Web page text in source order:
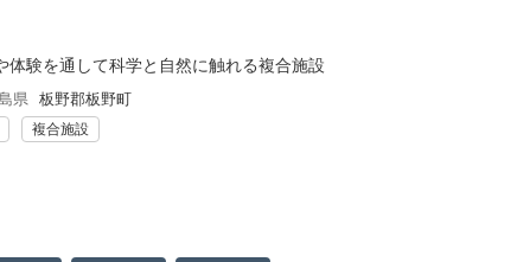
体験を通して科学と自然に触れる複合施設
県 板野郡板野町
複合施設